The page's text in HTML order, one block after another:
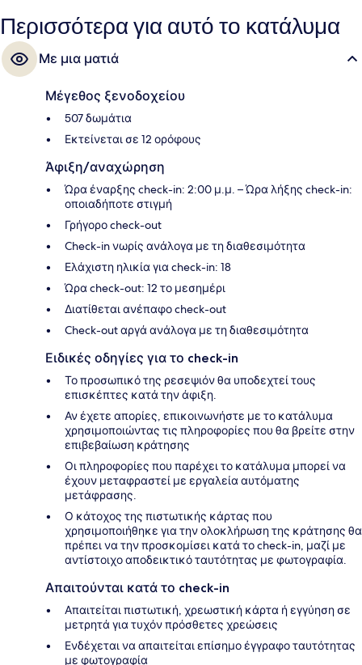
Περισσότερα για αυτό το κατάλυμα
Με μια ματιά
Μέγεθος ξενοδοχείου
507 δωμάτια
Εκτείνεται σε 12 ορόφους
Άφιξη/αναχώρηση
Ώρα έναρξης check-in: 2:00 μ.μ. – Ώρα λήξης check-in:
οποιαδήποτε στιγμή
Γρήγορο check-out
Check-in νωρίς ανάλογα με τη διαθεσιμότητα
Ελάχιστη ηλικία για check-in: 18
Ώρα check-out: 12 το μεσημέρι
Διατίθεται ανέπαφο check-out
Check-out αργά ανάλογα με τη διαθεσιμότητα
Ειδικές οδηγίες για το check-in
Το προσωπικό της ρεσεψιόν θα υποδεχτεί τους
επισκέπτες κατά την άφιξη.
Αν έχετε απορίες, επικοινωνήστε με το κατάλυμα
χρησιμοποιώντας τις πληροφορίες που θα βρείτε στην
επιβεβαίωση κράτησης
Οι πληροφορίες που παρέχει το κατάλυμα μπορεί να
έχουν μεταφραστεί με εργαλεία αυτόματης
μετάφρασης.
Ο κάτοχος της πιστωτικής κάρτας που
χρησιμοποιήθηκε για την ολοκλήρωση της κράτησης θα
πρέπει να την προσκομίσει κατά το check-in, μαζί με
αντίστοιχο αποδεικτικό ταυτότητας με φωτογραφία.
Απαιτούνται κατά το check-in
Απαιτείται πιστωτική, χρεωστική κάρτα ή εγγύηση σε
μετρητά για τυχόν πρόσθετες χρεώσεις
Ενδέχεται να απαιτείται επίσημο έγγραφο ταυτότητας
με φωτογραφία